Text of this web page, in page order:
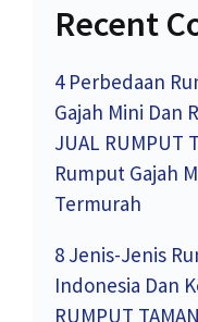
Recent
4 Perbedaan
Gajah Mini Dan
JUAL RUMPUT
Rumput Gajah
Termurah
8 Jenis-Jenis
Indonesia Dan
RUMPUT TAMAN